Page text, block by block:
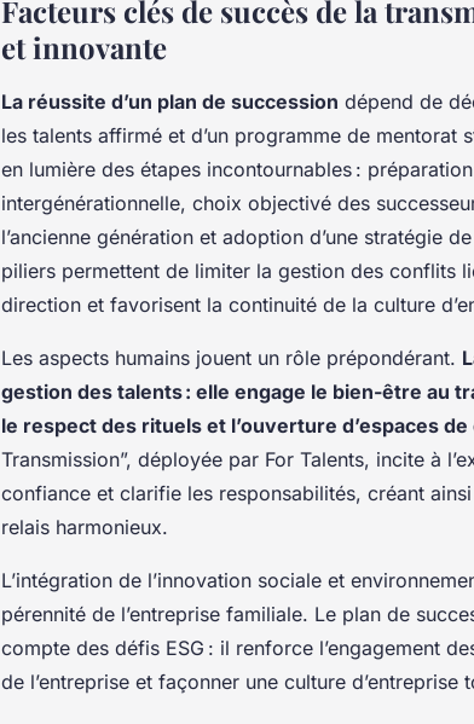
Facteurs clés de succès de la
et innovante
La réussite d’un plan de succession dépend de
les talents affirmé et d’un programme de mentorat
en lumière des étapes incontournables :
intergénérationnelle, choix objectivé des
l’ancienne génération et adoption d’une stratégie
piliers permettent de limiter la gestion des conflits
direction et favorisent la continuité de la culture
Les aspects humains jouent un rôle prépondérant.
gestion des talents : elle engage le bien-être au
le respect des rituels et l’ouverture d’espaces
Transmission”, déployée par For Talents, incite à
confiance et clarifie les responsabilités, créant
relais harmonieux.
L’intégration de l’innovation sociale et
pérennité de l’entreprise familiale. Le plan de
compte des défis ESG : il renforce l’engagement
de l’entreprise et façonner une culture d’entreprise